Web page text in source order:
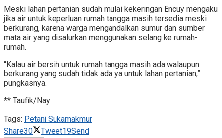
Meski lahan pertanian sudah mulai kekeringan Encuy mengaku
jika air untuk keperluan rumah tangga masih tersedia meski
berkurang, karena warga mengandalkan sumur dan sumber
mata air yang disalurkan menggunakan selang ke rumah-
rumah.
“Kalau air bersih untuk rumah tangga masih ada walaupun
berkurang yang sudah tidak ada ya untuk lahan pertanian,”
pungkasnya.
** Taufik/Nay
Tags: Petani Sukamakmur
Share30 Tweet19Send